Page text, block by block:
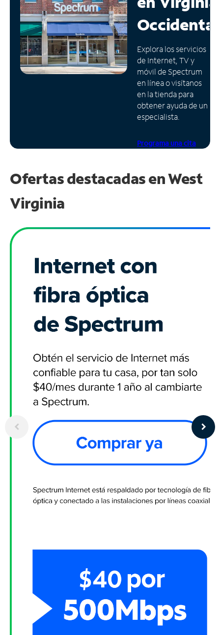
Administrar
cuenta
Encuentra
una
tienda
Occidental
Explora los servicios
de Internet, TV y
móvil de Spectrum
en línea o visítanos
en la tienda para
obtener ayuda de un
especialista.
Programa una cita
Ofertas destacadas enWest
Virginia